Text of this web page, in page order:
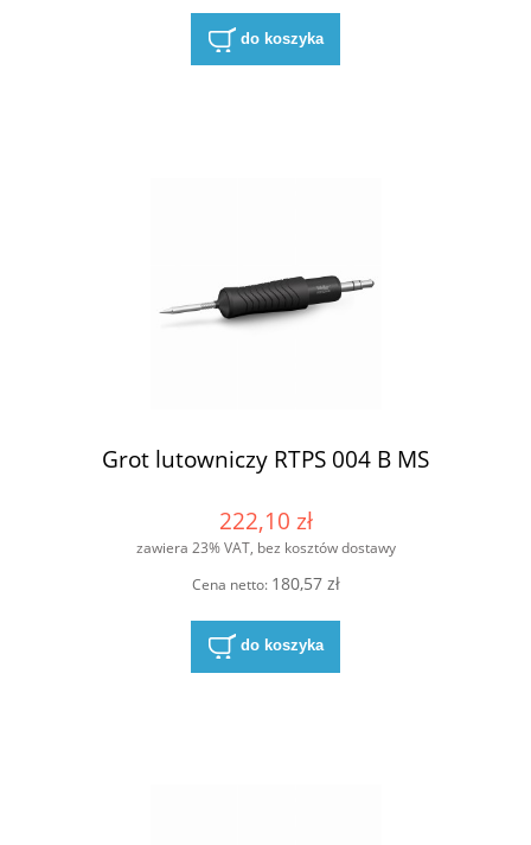
do koszyka
Grot lutowniczy RTPS 004 B MS
222,10 zł
zawiera 23% VAT, bez kosztów dostawy
Cena netto: 180,57 zł
do koszyka